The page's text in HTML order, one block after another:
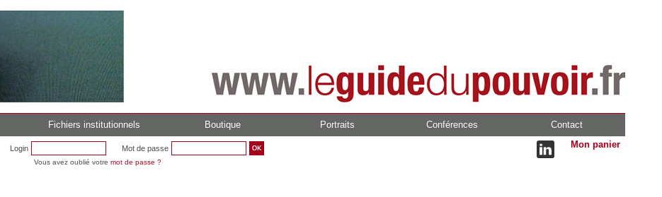
Fichiers institutionnels Boutique Portraits Conférences Contact
Login Mot de passe
Vous avez oublié votre mot de passe ?
Mon panier